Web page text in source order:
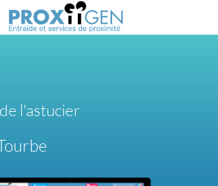
l'astucier